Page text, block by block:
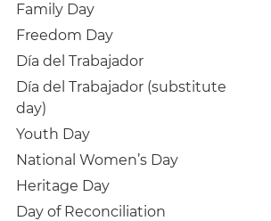
Family Day
Freedom Day
Día del Trabajador
Día del Trabajador (substitute
day)
Youth Day
National Women’s Day
Heritage Day
Day of Reconciliation